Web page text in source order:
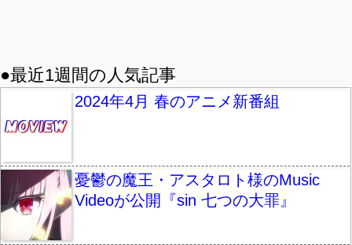
●最近1週間の人気記事
2024年4月 春のアニメ新番組
憂鬱の魔王・アスタロト様のMusic
Videoが公開『sin 七つの大罪』